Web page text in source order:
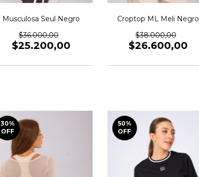
Musculosa Seul Negro
$36.000,00
$25.200,00
Croptop ML Meli Negro
$38.000,00
$26.600,00
30%
OFF
50%
OFF